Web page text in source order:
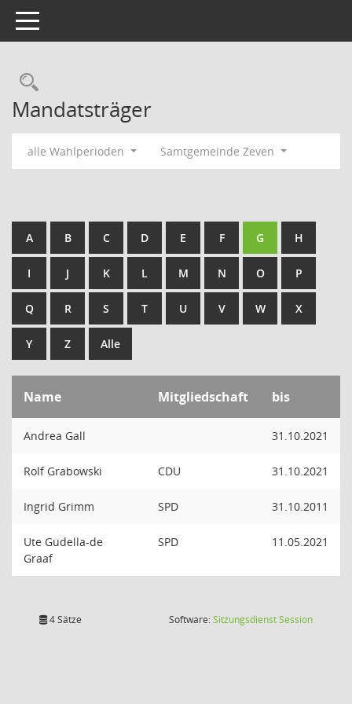
Toggle navigation
Rechercheauswahl
Mandatsträger
alle Wahlperioden Samtgemeinde Zeven
A B C D E F G H
I J K L M N O P
Q R S T U V W X
Y Z Alle
Name Mitgliedschaft bis
Andrea Gall 31.10.2021
Rolf Grabowski CDU 31.10.2021
Ingrid Grimm SPD 31.10.2011
Ute Gudella-de
Graaf
SPD 11.05.2021
4 Sätze Software:SitzungsdienstSession(Wird in